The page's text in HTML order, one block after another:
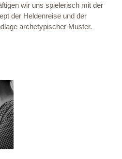
wir uns spielerisch mit der
der Heldenreise und der
archetypischer Muster.